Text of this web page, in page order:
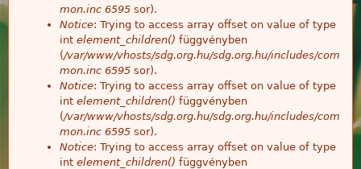
mon.inc 6595 sor).
Notice: Trying to access array offset on value of type
int element_children() függvényben
(/var/www/vhosts/sdg.org.hu/sdg.org.hu/includes/com
mon.inc 6595 sor).
Notice: Trying to access array offset on value of type
int element_children() függvényben
(/var/www/vhosts/sdg.org.hu/sdg.org.hu/includes/com
mon.inc 6595 sor).
Notice: Trying to access array offset on value of type
int element_children() függvényben